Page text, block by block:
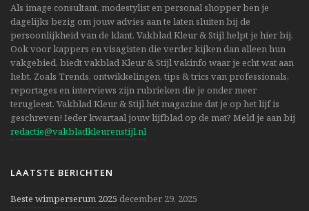
Als image consultant, modestylist en personal shopper ben je
dagelijks bezig om jouw advies aan te laten sluiten bij de
persoonlijkheid van de klant. Vakblad Kleur & Stijl helpt je hier bij.
Ook voor kappers en visagisten die verder kijken dan alleen hun
vakgebied, biedt vakblad Kleur & Stijl vakinfo waar je echt wat aan
hebt. Zoals Trends, ontwikkelingen, tips & trics van professionals,
reportages en interviews zijn rubrieken die je onder meer
terugleest. Vakblad Kleur & Stijl hét magazine dat je op het lijf is
geschreven! Ieder kwartaal jouw lijfblad op de mat? Meld je aan bij
redactie@vakbladkleurenstijl.nl
LAATSTE BERICHTEN
Beste wimperserum 2025 december 29, 2025